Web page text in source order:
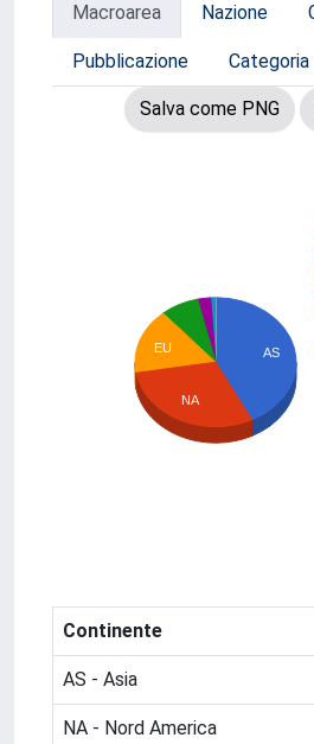
Macroarea Nazione
Pubblicazione Categoria
Salva come PNG
AS
EU
NA
Continente
AS - Asia
NA - Nord America